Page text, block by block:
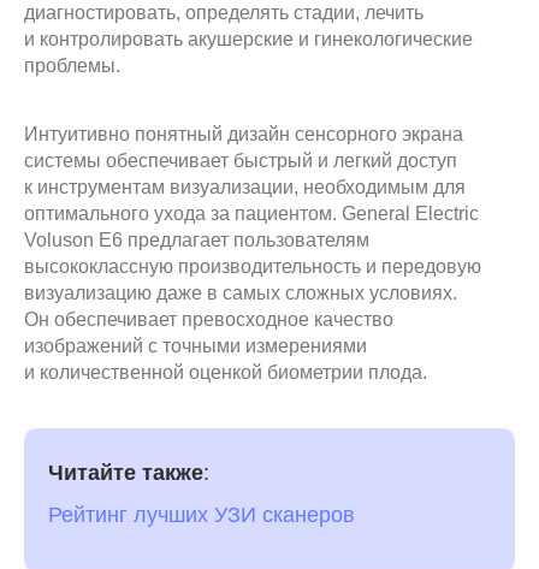
диагностировать, определять стадии, лечить
и контролировать акушерские и гинекологические
проблемы.
Интуитивно понятный дизайн сенсорного экрана
системы обеспечивает быстрый и легкий доступ
к инструментам визуализации, необходимым для
оптимального ухода за пациентом. General Electric
Voluson E6 предлагает пользователям
высококлассную производительность и передовую
визуализацию даже в самых сложных условиях.
Он обеспечивает превосходное качество
изображений с точными измерениями
и количественной оценкой биометрии плода.
Читайте также:
Рейтинг лучших УЗИ сканеров